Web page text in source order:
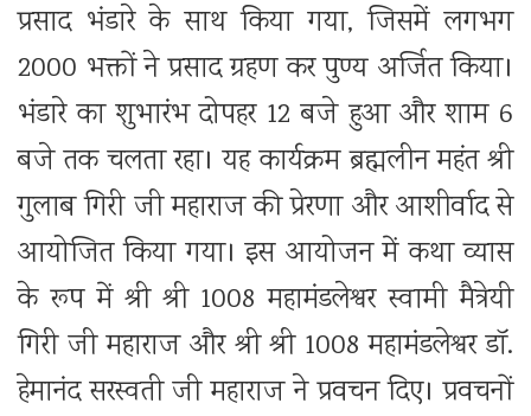
प्रसाद भंडारे के साथ किया गया, जिसमें लगभग
2000 भक्तों ने प्रसाद ग्रहण कर पुण्य अर्जित किया।
भंडारे का शुभारंभ दोपहर 12 बजे हुआ और शाम 6
बजे तक चलता रहा। यह कार्यक्रम ब्रह्मलीन महंत श्री
गुलाब गिरी जी महाराज की प्रेरणा और आशीर्वाद से
आयोजित किया गया। इस आयोजन में कथा व्यास
के रूप में श्री श्री 1008 महामंडलेश्वर स्वामी मैत्रेयी
गिरी जी महाराज और श्री श्री 1008 महामंडलेश्वर डॉ.
हेमानंद सरस्वती जी महाराज ने प्रवचन दिए। प्रवचनों